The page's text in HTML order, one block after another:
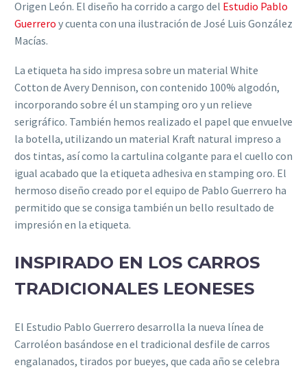
Origen León. El diseño ha corrido a cargo del Estudio Pablo
Guerrero y cuenta con una ilustración de José Luis González
Macías.
La etiqueta ha sido impresa sobre un material White
Cotton de Avery Dennison, con contenido 100% algodón,
incorporando sobre él un stamping oro y un relieve
serigráfico. También hemos realizado el papel que envuelve
la botella, utilizando un material Kraft natural impreso a
dos tintas, así como la cartulina colgante para el cuello con
igual acabado que la etiqueta adhesiva en stamping oro. El
hermoso diseño creado por el equipo de Pablo Guerrero ha
permitido que se consiga también un bello resultado de
impresión en la etiqueta.
INSPIRADO EN LOS CARROS
TRADICIONALES LEONESES
El Estudio Pablo Guerrero desarrolla la nueva línea de
Carroléon basándose en el tradicional desfile de carros
engalanados, tirados por bueyes, que cada año se celebra